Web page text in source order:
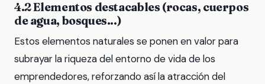
4.2 Elementos destacables (rocas, cuerpos
de agua, bosques...)
Estos elementos naturales se ponen en valor para
subrayar la riqueza del entorno de vida de los
emprendedores, reforzando así la atracción del